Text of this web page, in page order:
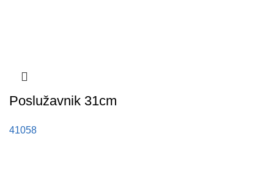
Poslužavnik 31cm
41058